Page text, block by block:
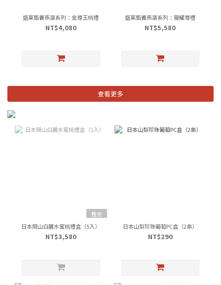
盛菓甄養燕窩系列：金尊玉桃禮
NT$4,080
盛菓甄養燕窩系列：龍耀尊禮
NT$5,580
查看更多
售完
日本岡山白麗水蜜桃禮盒（5入）
NT$3,580
日本山梨珍珠葡萄PC盒（2串）
NT$290